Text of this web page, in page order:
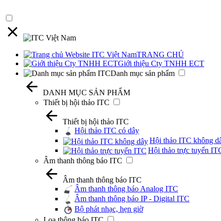
TRANG CHỦ
Giới thiệu Cty TNHH ECT
Danh mục sản phẩm
DANH MỤC SẢN PHẨM
Thiết bị hội thảo ITC
Thiết bị hội thảo ITC
Hội thảo ITC có dây
Hội thảo ITC không
Hội thảo trực tuyến
Âm thanh thông báo ITC
Âm thanh thông báo ITC
Âm thanh thông báo Analog ITC
Âm thanh thông báo IP - Digital ITC
Bộ phát nhạc, hẹn giờ